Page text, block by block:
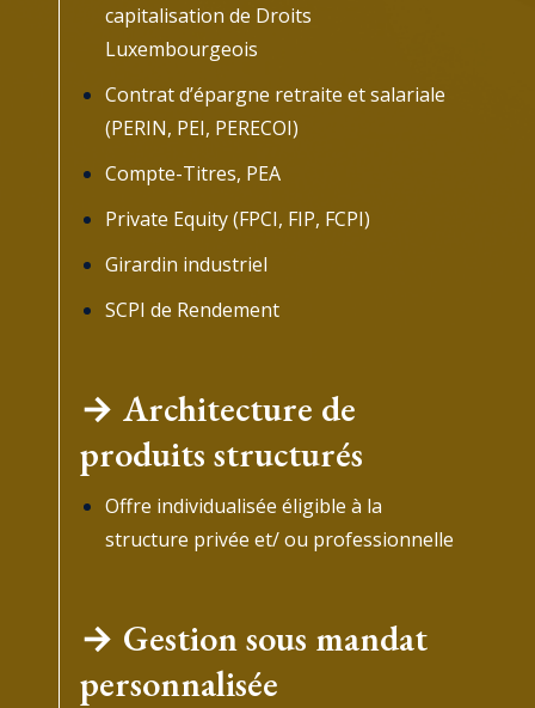
capitalisation de Droits
Luxembourgeois
Contrat d’épargne retraite et salariale
(PERIN, PEI, PERECOI)
Compte-Titres, PEA
Private Equity (FPCI, FIP, FCPI)
Girardin industriel
SCPI de Rendement
→ Architecture de
produits structurés
Offre individualisée éligible à la
structure privée et/ ou professionnelle
→ Gestion sous mandat
personnalisée